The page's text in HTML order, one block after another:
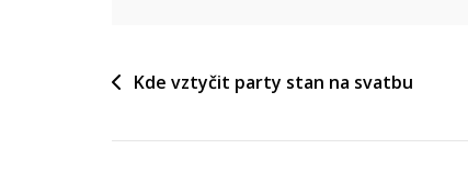
Navigace
Kde vztyčit party stan na svatbu